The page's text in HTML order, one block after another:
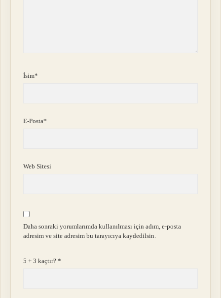
İsim*
E-Posta*
Web Sitesi
Daha sonraki yorumlarımda kullanılması için adım, e-posta
adresim ve site adresim bu tarayıcıya kaydedilsin.
5 + 3 kaçtır?*